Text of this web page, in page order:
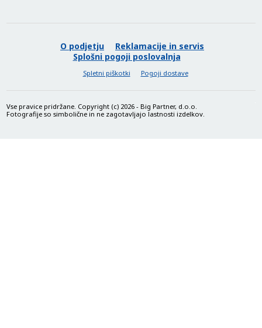
O podjetju
Reklamacije in servis
Splošni pogoji poslovalnja
Spletni piškotki Pogoji dostave
Vse pravice pridržane. Copyright (c) 2026 - Big Partner, d.o.o.
Fotografije so simbolične in ne zagotavljajo lastnosti izdelkov.